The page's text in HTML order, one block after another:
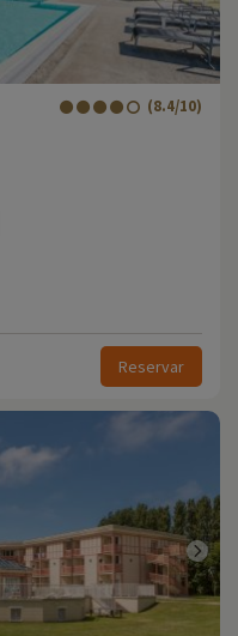
(8.4/10)
Reservar